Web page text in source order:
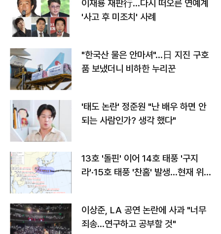
이재룡 재판行…다시 떠오른 연예계
'사고 후 미조치' 사례
"한국산 물은 안마셔"…日 지진 구호
품 보냈더니 비하한 누리꾼
'태도 논란' 정준원 "난 배우 하면 안
되는 사람인가? 생각 했다"
13호 '돌핀' 이어 14호 태풍 '구지
라'·15호 태풍 '찬홈' 발생…현재 위
이상준, LA 공연 논란에 사과 "너무
죄송…연구하고 공부할 것"